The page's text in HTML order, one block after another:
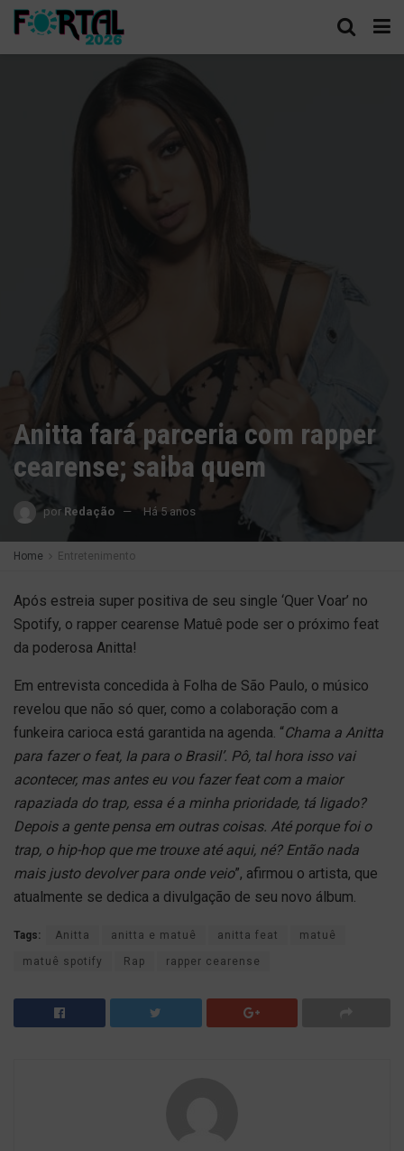
Anitta fará parceria com rapper
cearense; saiba quem
por Redação Há 5 anos
Home Entretenimento
Após estreia super positiva de seu single ‘Quer Voar’ no
Spotify, o rapper cearense Matuê pode ser o próximo feat
da poderosa Anitta!
Em entrevista concedida à Folha de São Paulo, o músico
revelou que não só quer, como a colaboração com a
funkeira carioca está garantida na agenda. “Chama a Anitta
para fazer o feat, Ia para o Brasil’. Pô, tal hora isso vai
acontecer, mas antes eu vou fazer feat com a maior
rapaziada do trap, essa é a minha prioridade, tá ligado?
Depois a gente pensa em outras coisas. Até porque foi o
trap, o hip-hop que me trouxe até aqui, né? Então nada
mais justo devolver para onde veio”, afirmou o artista, que
atualmente se dedica a divulgação de seu novo álbum.
Tags: Anitta anitta e matuê anitta feat matuê
matuê spotify Rap rapper cearense